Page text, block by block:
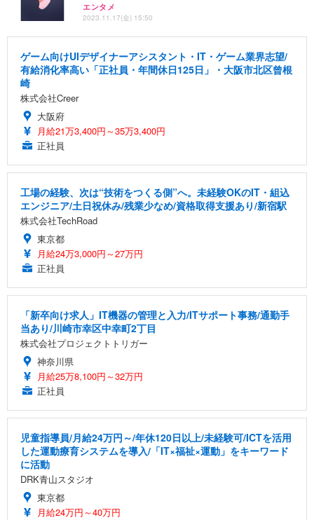
エンタメ
2023.11.17(金) 15:50
ゲーム向けUIデザイナーアシスタント・IT・ゲーム業界志望/
有給消化率高い「正社員・年間休日125日」・大阪市北区曾根
崎
株式会社Creer
大阪府
月給21万3,400円～35万3,400円
正社員
工場の経験、次は“技術をつくる側”へ。未経験OKのIT・組込
エンジニア/土日祝休み/残業少なめ/資格取得支援あり/新宿駅
株式会社TechRoad
東京都
月給24万3,000円～27万円
正社員
「新卒向け求人」IT機器の管理と入力/ITサポート事務/通勤手
当あり/川崎市幸区中幸町2丁目
株式会社プロジェクトトリガー
神奈川県
月給25万8,100円～32万円
正社員
児童指導員/月給24万円～/年休120日以上/未経験可/ICTを活用
した運動療育システムを導入/「IT×福祉×運動」をキーワード
に活動
DRK青山スタジオ
東京都
月給24万円～40万円